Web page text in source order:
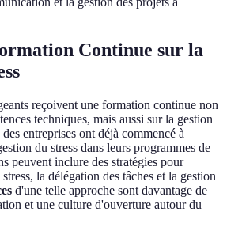
Continue sur la
reçoivent une formation continue non
techniques, mais aussi sur la gestion
entreprises ont déjà commencé à
du stress dans leurs programmes de
peuvent inclure des stratégies pour
la délégation des tâches et la gestion
d'une telle approche sont davantage de
et une culture d'ouverture autour du